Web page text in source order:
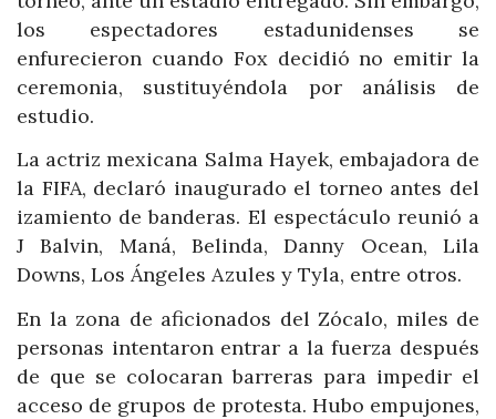
los espectadores estadunidenses se
enfurecieron cuando Fox decidió no emitir la
ceremonia, sustituyéndola por análisis de
estudio.
La actriz mexicana Salma Hayek, embajadora de
la FIFA, declaró inaugurado el torneo antes del
izamiento de banderas. El espectáculo reunió a
J Balvin, Maná, Belinda, Danny Ocean, Lila
Downs, Los Ángeles Azules y Tyla, entre otros.
En la zona de aficionados del Zócalo, miles de
personas intentaron entrar a la fuerza después
de que se colocaran barreras para impedir el
acceso de grupos de protesta. Hubo empujones,